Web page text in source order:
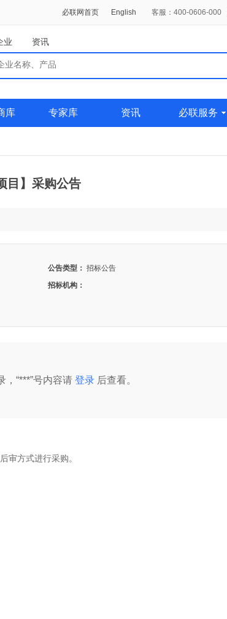
必联网首页 English 客服：400-0606-000
业 资讯
库 专家库 资讯 必联服务
目】采购公告
公告类型： 招标公告
招标机构：
，“***”号内容请 登录 后查看。
审方式进行采购。